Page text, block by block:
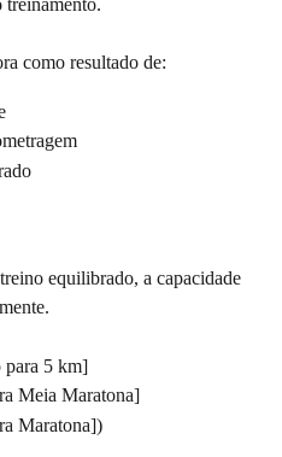
como resultado de:
equilibrado, a capacidade
para 5 km]
Meia Maratona]
Maratona])